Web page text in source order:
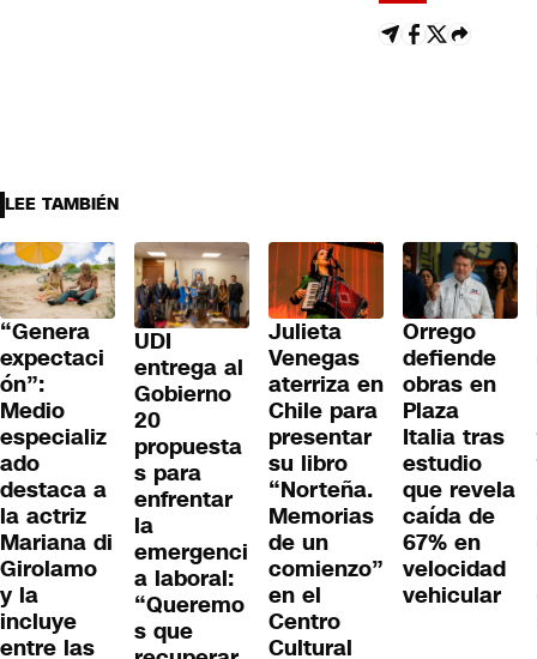
LEE TAMBIÉN
“Genera
expectaci
ón”:
Medio
especializ
ado
destaca a
la actriz
Mariana di
Girolamo
y la
incluye
entre las
UDI
entrega al
Gobierno
20
propuesta
s para
enfrentar
la
emergenci
a laboral:
“Queremo
s que
Julieta
Venegas
aterriza en
Chile para
presentar
su libro
“Norteña.
Memorias
de un
comienzo”
en el
Centro
Cultural
Orrego
defiende
obras en
Plaza
Italia tras
estudio
que revela
caída de
67% en
velocidad
vehicular